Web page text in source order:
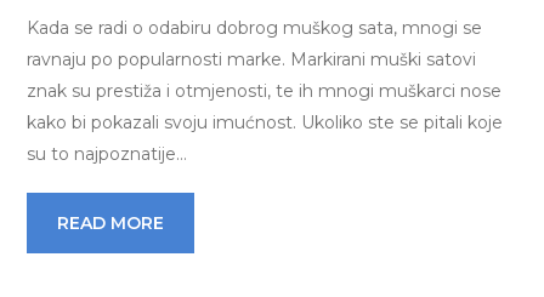
Kada se radi o odabiru dobrog muškog sata, mnogi se
ravnaju po popularnosti marke. Markirani muški satovi
znak su prestiža i otmjenosti, te ih mnogi muškarci nose
kako bi pokazali svoju imućnost. Ukoliko ste se pitali koje
su to najpoznatije…
READ MORE